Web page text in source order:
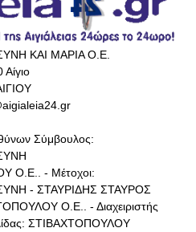
ΚΑΙ ΜΑΡΙΑ Ο.Ε.
Σύμβουλος:
Ο.Ε.. - Μέτοχοι:
- ΣΤΑΥΡΙΔΗΣ ΣΤΑΥΡΟΣ
Ο.Ε.. - Διαχειριστής
ΣΤΙΒΑΧΤΟΠΟΥΛΟΥ